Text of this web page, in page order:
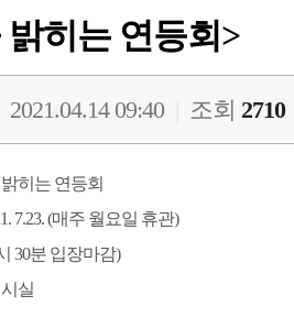
히는 연등회>
2021.04.14 09:40 조회 2710
히는 연등회
7.23. (매주 월요일 휴관)
30분 입장마감)
실